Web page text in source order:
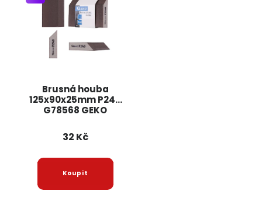
Brusná houba
125x90x25mm P240
G78568 GEKO
32 Kč